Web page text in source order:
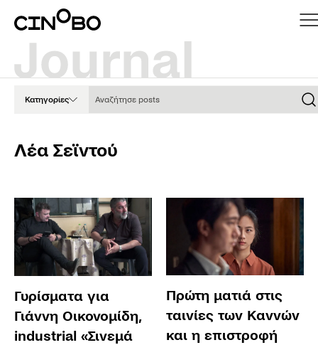
Κατηγορίες
Λέα Σεϊντού
Γυρίσματα για
Γιάννη Οικονομίδη,
industrial «Σινεμά
Πρώτη ματιά στις
ταινίες των Καννών
και η επιστροφή